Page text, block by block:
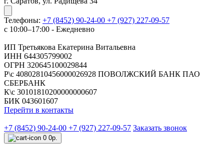
Телефоны: +7 (8452) 90-24-00 +7 (927) 227-09-57
с 10:00–17:00 - Ежедневно
ИП Третьякова Екатерина Витальевна
ИНН 644305799002
ОГРН 320645100029844
Р\с 40802810456000026928 ПОВОЛЖСКИЙ БАНК ПАО
СБЕРБАНК
К\с 30101810200000000607
БИК 043601607
Перейти в контакты
+7 (8452) 90-24-00 +7 (927) 227-09-57 Заказать звонок
0 0р.